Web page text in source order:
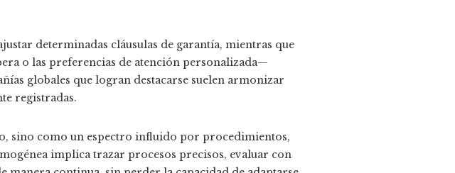
determinadas cláusulas de garantía, mientras que
o las preferencias de atención personalizada—
globales que logran destacarse suelen armonizar
registradas.
sino como un espectro influido por procedimientos,
implica trazar procesos precisos, evaluar con